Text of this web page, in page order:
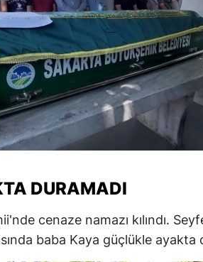
Rize
Sakarya
Samsun
Siirt
Sinop
Sivas
Tekirdağ
Trabzon
DURAMADI
cenaze namazı kılındı.
baba Kaya güçlükle ayakta